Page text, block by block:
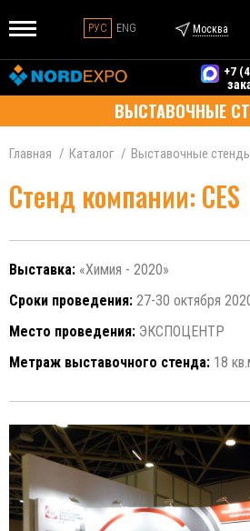
РУС ENG Москва
+7
ВЫСТАВОЧНЫЕ
Главная Каталог Выставочные
Стенд компании: CES
Выставка: «Химия - 2020»
Сроки проведения: 27-30 октября
Место проведения: ЭКСПОЦЕНТР
Метраж выставочного стенда: 18